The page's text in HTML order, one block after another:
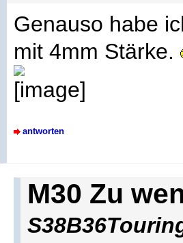
Genauso habe
mit 4mm Stärke.
antworten
M30 Zu